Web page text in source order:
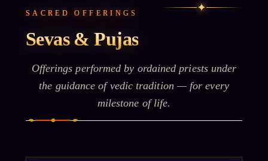
SACRED OFFERINGS ✦
Sevas & Pujas
Offerings performed by ordained priests under
the guidance of vedic tradition — for every
milestone of life.